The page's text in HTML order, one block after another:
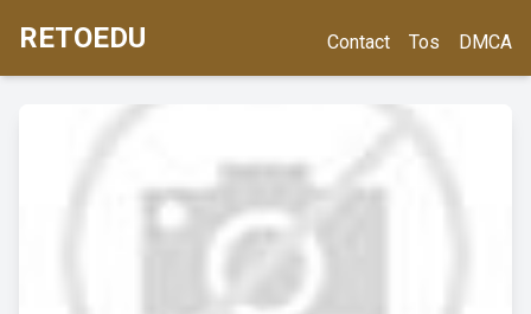
RETOEDU Contact Tos DMCA